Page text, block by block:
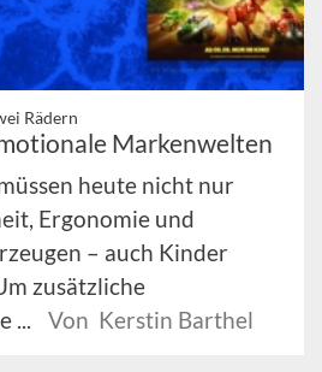
Rädern
Markenwelten
heute nicht nur
Ergonomie und
– auch Kinder
zusätzliche
...
Von Kerstin Barthel